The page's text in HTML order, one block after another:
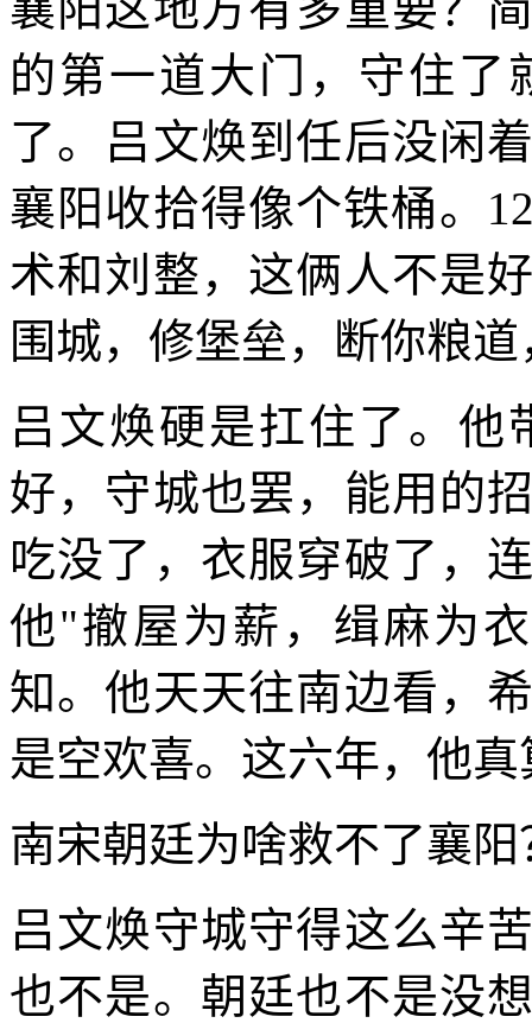
的第一道大门，守住了
了。吕文焕到任后没闲
襄阳收拾得像个铁桶。
术和刘整，这俩人不是
围城，修堡垒，断你粮
吕文焕硬是扛住了。他
好，守城也罢，能用的
吃没了，衣服穿破了，
他"撤屋为薪，缉麻为
知。他天天往南边看，
是空欢喜。这六年，他
南宋朝廷为啥救不了襄阳
吕文焕守城守得这么辛
也不是。朝廷也不是没